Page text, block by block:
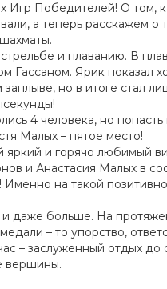
Игр Победителей! О том,
а теперь расскажем о
и плаванию. В
Гассаном. Ярик показал
но в итоге стал
4 человека, но попасть
Малых – пятое место!
яркий и горячо любимый
и Анастасия Малых в
на такой
даже больше. На
– то упорство,
– заслуженный отдых до
вершины.